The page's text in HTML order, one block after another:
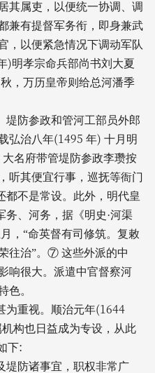
其属吏，以便统一协调、调
兼有提督军务衔，即身兼武
，以便紧急情况下调动军队
)明孝宗命兵部尚书刘大夏
秋，万历皇帝则给总河潘季
堤防参政和管河工部员外郎
弘治八年(1495 年) 十月明
名府带管堤防参政李瓒按
听其便宜行事，巡抚等衙门
不是常设。此外，明代皇
务、河务，据《明史·河渠
，“命英督有司修筑。复敕
往治”。⑦ 这些外派的中
响很大。派遣中官督察河
色。
为重视。顺治元年(1644
构也日益成为专设，从此
下:
堤防诸事宜，职权非常广